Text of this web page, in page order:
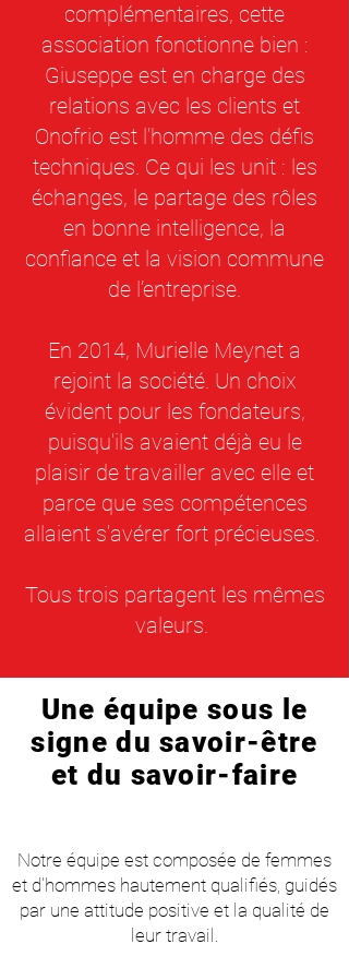
complémentaires, cette
association fonctionne bien :
Giuseppe est en charge des
relations avec les clients et
Onofrio est l’homme des défis
techniques. Ce qui les unit : les
échanges, le partage des rôles
en bonne intelligence, la
confiance et la vision commune
de l’entreprise.
En 2014, Murielle Meynet a
rejoint la société. Un choix
évident pour les fondateurs,
puisqu'ils avaient déjà eu le
plaisir de travailler avec elle et
parce que ses compétences
allaient s'avérer fort précieuses.
Tous trois partagent les mêmes
valeurs.
Une équipe sous le
signe du savoir-être
et du savoir-faire
Notre équipe est composée de femmes
et d'hommes hautement qualifiés, guidés
par une attitude positive et la qualité de
leur travail.